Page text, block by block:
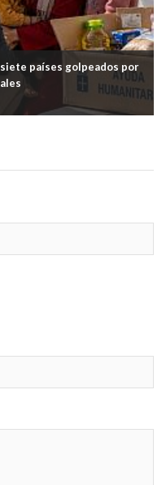
países golpeados por